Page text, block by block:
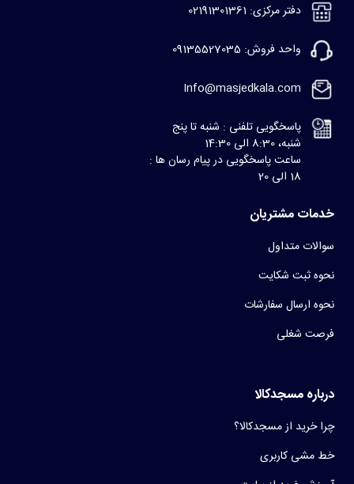
دفتر مرکزی: 02191301361
واحد فروش: 09135527035
Info@masjedkala.com
پاسخگویی تلفنی : شنبه تا پنج
شنبه، 8:30 الی 14:30
ساعت پاسخگویی در پیام رسان ها :
18 الی 20
خدمات مشتریان
سوالات متداول
نحوه ثبت شکایت
نحوه ارسال سفارشات
فرصت شغلی
درباره مسجدکالا
چرا خرید از مسجدکالا؟
خط مشی کاربری